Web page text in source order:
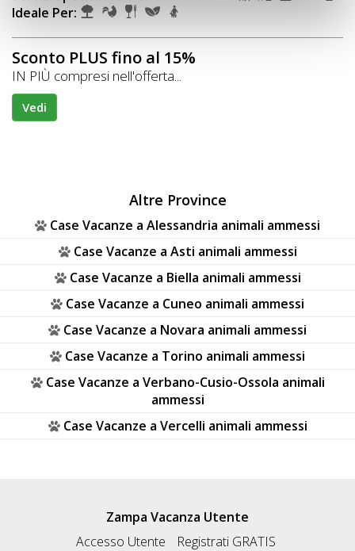
Ideale Per:
Sconto PLUS fino al 15%
IN PIÙ compresi nell'offerta...
Vedi
Altre Province
Case Vacanze a Alessandria animali ammessi
Case Vacanze a Asti animali ammessi
Case Vacanze a Biella animali ammessi
Case Vacanze a Cuneo animali ammessi
Case Vacanze a Novara animali ammessi
Case Vacanze a Torino animali ammessi
Case Vacanze a Verbano-Cusio-Ossola animali
ammessi
Case Vacanze a Vercelli animali ammessi
Zampa Vacanza Utente
Accesso Utente
Registrati GRATIS